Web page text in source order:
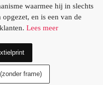
waarmee hij in slechts
en is een van de
Lees meer
frame)